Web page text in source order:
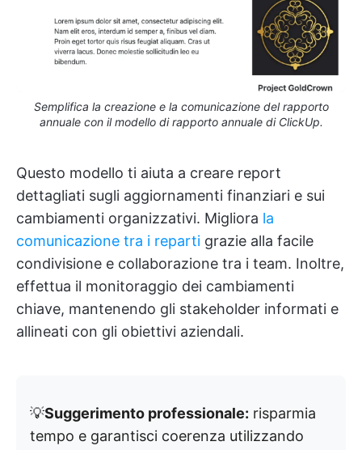
Semplifica la creazione e la comunicazione del rapporto
annuale con il modello di rapporto annuale di ClickUp.
Questo modello ti aiuta a creare report
dettagliati sugli aggiornamenti finanziari e sui
cambiamenti organizzativi. Migliora la
comunicazione tra i reparti grazie alla facile
condivisione e collaborazione tra i team. Inoltre,
effettua il monitoraggio dei cambiamenti
chiave, mantenendo gli stakeholder informati e
allineati con gli obiettivi aziendali.
💡Suggerimento professionale: risparmia
tempo e garantisci coerenza utilizzando